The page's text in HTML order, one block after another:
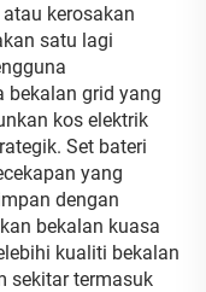
kerosakan
satu lagi
bekalan grid yang
kos elektrik
Set bateri
yang
dengan
bekalan kuasa
kualiti bekalan
sekitar termasuk